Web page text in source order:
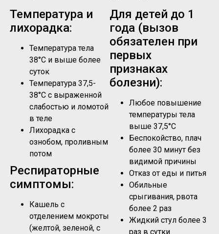
Температура и
лихорадка:
Температура тела
38°C и выше более
суток
Температура 37,5-
38°C с выраженной
слабостью и ломотой
в теле
Лихорадка с
ознобом, проливным
потом
Респираторные
симптомы:
Кашель с
отделением мокроты
(желтой, зеленой, с
Для детей до 1
года (вызов
обязателен при
первых
признаках
болезни):
Любое повышение
температуры тела
выше 37,5°C
Беспокойство, плач
более 30 минут без
видимой причины
Отказ от еды и питья
Обильные
срыгивания, рвота
более 2 раз
Жидкий стул более 3
раз в сутки